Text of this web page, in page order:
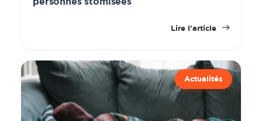
Lire l'article
Actualités